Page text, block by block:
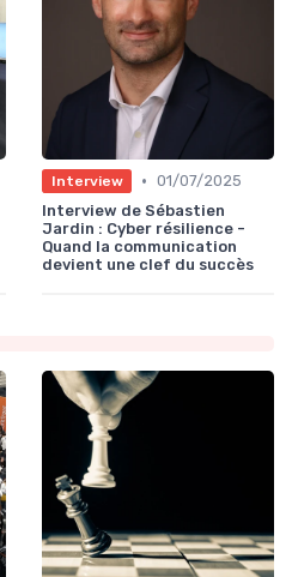
Interview • 01/07/2025
Interview de Sébastien
Jardin : Cyber résilience -
Quand la communication
devient une clef du succès